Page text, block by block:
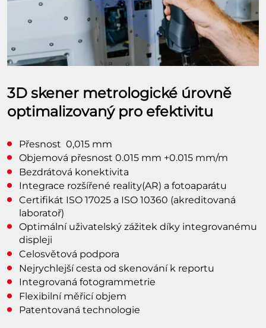
3D skener metrologické úrovně
optimalizovaný pro efektivitu
Přesnost 0,015 mm
Objemová přesnost 0.015 mm +0.015 mm/m
Bezdrátová konektivita
Integrace rozšířené reality(AR) a fotoaparátu
Certifikát ISO 17025 a ISO 10360 (akreditovaná
laboratoř)
Optimální uživatelský zážitek díky integrovanému
displeji
Celosvětová podpora
Nejrychlejší cesta od skenování k reportu
Integrovaná fotogrammetrie
Flexibilní měřicí objem
Patentovaná technologie